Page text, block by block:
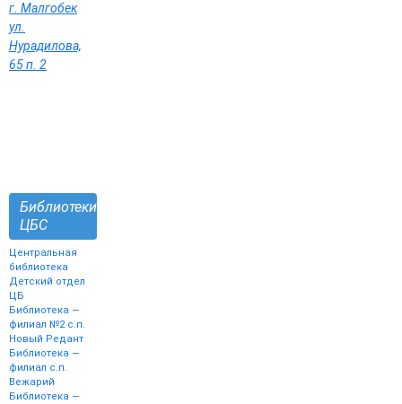
г. Малгобек
ул.
Нурадилова,
65 п. 2
Библиотеки
ЦБС
Центральная
библиотека
Детский отдел
ЦБ
Библиотека —
филиал №2 с.п.
Новый Редант
Библиотека —
филиал с.п.
Вежарий
Библиотека —